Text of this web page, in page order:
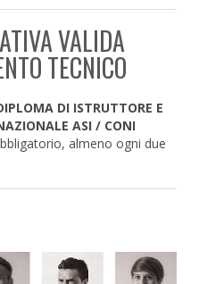
VALIDA
TECNICO
DI ISTRUTTORE E
ASI / CONI
almeno ogni due